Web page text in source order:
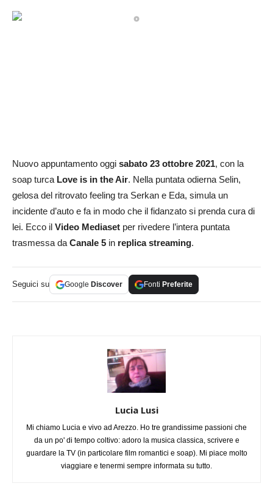
Nuovo appuntamento oggi sabato 23 ottobre 2021, con la
soap turca Love is in the Air. Nella puntata odierna Selin,
gelosa del ritrovato feeling tra Serkan e Eda, simula un
incidente d’auto e fa in modo che il fidanzato si prenda cura di
lei. Ecco il Video Mediaset per rivedere l’intera puntata
trasmessa daCanale 5 in replica streaming.
Seguici su Google Discover Fonti Preferite
Lucia Lusi
Mi chiamo Lucia e vivo ad Arezzo. Ho tre grandissime passioni che
da un po' di tempo coltivo: adoro la musica classica, scrivere e
guardare la TV (in particolare film romantici e soap). Mi piace molto
viaggiare e tenermi sempre informata su tutto.